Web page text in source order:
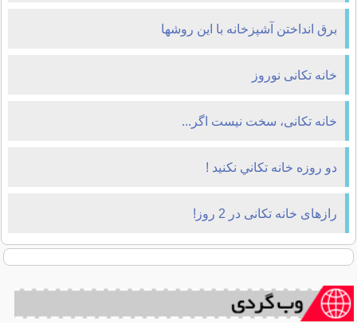
برق انداختن آشپزخانه با این روشها
خانه تکانی نوروز
خانه تکانی، سخت نيست اگر...
دو روزه خانه تکاني نکنيد !
رازهای خانه تکانی در 2 روز!